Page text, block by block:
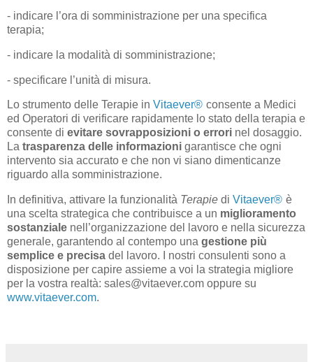
- indicare l’ora di somministrazione per una specifica
terapia;
- indicare la modalità di somministrazione;
- specificare l’unità di misura.
Lo strumento delle Terapie in Vitaever® consente a Medici
ed Operatori di verificare rapidamente lo stato della terapia e
consente di evitare sovrapposizioni o errori nel dosaggio.
La trasparenza delle informazioni garantisce che ogni
intervento sia accurato e che non vi siano dimenticanze
riguardo alla somministrazione.
In definitiva, attivare la funzionalità Terapie di Vitaever® è
una scelta strategica che contribuisce a un miglioramento
sostanziale nell’organizzazione del lavoro e nella sicurezza
generale, garantendo al contempo una gestione più
semplice e precisa del lavoro. I nostri consulenti sono a
disposizione per capire assieme a voi la strategia migliore
per la vostra realtà: sales@vitaever.com oppure su
www.vitaever.com.